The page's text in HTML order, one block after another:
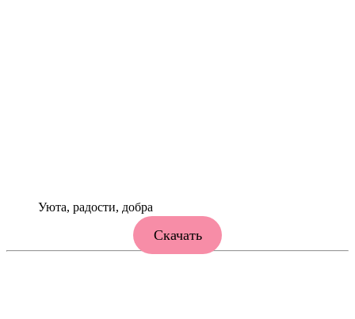
Уюта, радости, добра
Скачать